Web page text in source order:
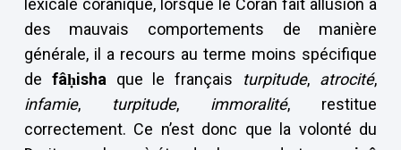
lexicale coranique, lorsque le Coran fait allusion à
des mauvais comportements de manière
générale, il a recours au terme moins spécifique
de fâḥisha que le français turpitude, atrocité,
infamie, turpitude, immoralité, restitue
correctement. Ce n’est donc que la volonté du